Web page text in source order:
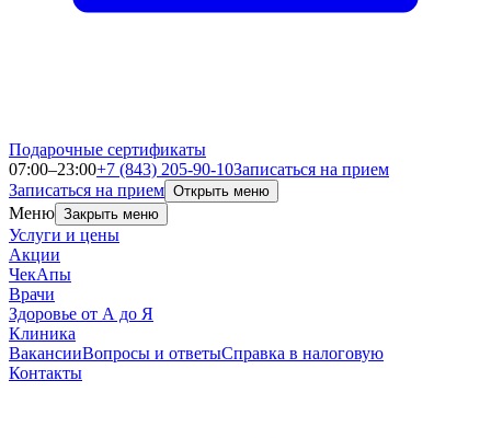
Подарочные сертификаты
07:00–23:00+7 (843) 205-90-10Записаться на прием
Записаться на прием Открыть меню
Меню Закрыть меню
Услуги и цены
Акции
ЧекАпы
Врачи
Здоровье от А до Я
Клиника
ВакансииВопросы и ответыСправка в налоговую
Контакты